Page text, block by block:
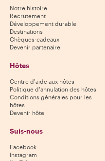
Notre histoire
Recrutement
Développement durable
Destinations
Chèques-cadeaux
Devenir partenaire
Hôtes
Centre d'aide aux hôtes
Politique d'annulation des hôtes
Conditions générales pour les
hôtes
Devenir hôte
Suis-nous
Facebook
Instagram